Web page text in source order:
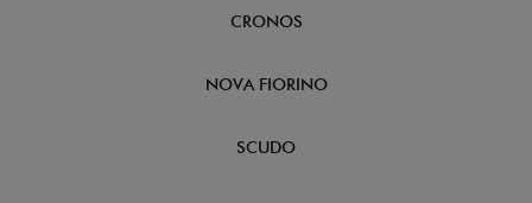
CRONOS
NOVA FIORINO
SCUDO